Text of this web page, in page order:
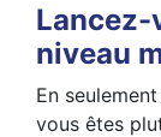
Lancez-
niveau
En
vous êtes